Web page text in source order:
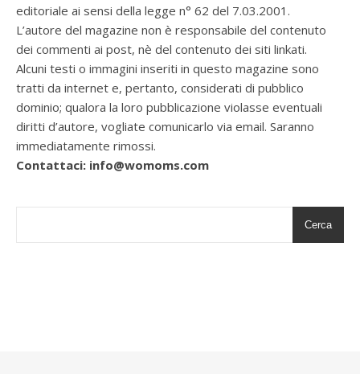
editoriale ai sensi della legge n° 62 del 7.03.2001.
L’autore del magazine non è responsabile del contenuto
dei commenti ai post, nè del contenuto dei siti linkati.
Alcuni testi o immagini inseriti in questo magazine sono
tratti da internet e, pertanto, considerati di pubblico
dominio; qualora la loro pubblicazione violasse eventuali
diritti d’autore, vogliate comunicarlo via email. Saranno
immediatamente rimossi.
Contattaci: info@womoms.com
Cerca